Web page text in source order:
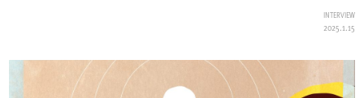
INTERVIEW
2025.1.15